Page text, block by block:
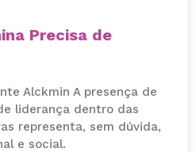
Precisa de
Alckmin A presença de
liderança dentro das
representa, sem dúvida,
e social.